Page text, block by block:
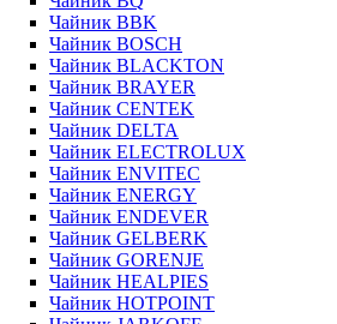
Чайник BBK
Чайник BOSCH
Чайник BLACKTON
Чайник BRAYER
Чайник CENTEK
Чайник DELTA
Чайник ELECTROLUX
Чайник ENVITEC
Чайник ENERGY
Чайник ENDEVER
Чайник GELBERK
Чайник GORENJE
Чайник HEALPIES
Чайник HOTPOINT